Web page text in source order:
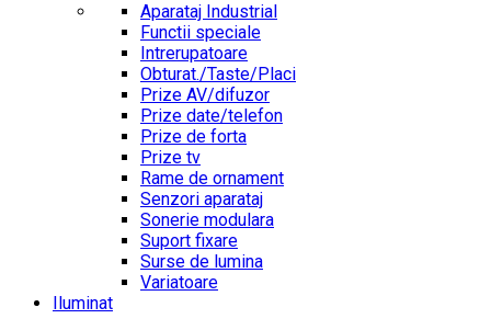
Aparataj Industrial
Functii speciale
Intrerupatoare
Obturat./Taste/Placi
Prize AV/difuzor
Prize date/telefon
Prize de forta
Prize tv
Rame de ornament
Senzori aparataj
Sonerie modulara
Suport fixare
Surse de lumina
Variatoare
Iluminat